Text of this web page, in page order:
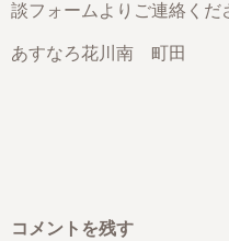
談フォームよりご連絡くだ
あすなろ花川南 町田
コメントを残す